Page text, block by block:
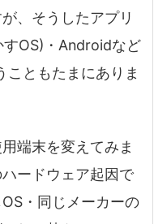
、そうしたアプリ
OS)・Androidなど
こともたまにありま
端末を変えてみま
ードウェア起因で
・同じメーカーの